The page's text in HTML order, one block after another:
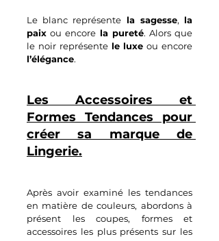
Le blanc représente la sagesse, la
paix ou encore la pureté. Alors que
le noir représente le luxe
l’élégance.
Les Accessoires et
Formes Tendances pour
créer sa marque de
Lingerie.
Après avoir examiné les tendances
en matière de couleurs, abordons à
présent les coupes, formes et
accessoires les plus présents sur les